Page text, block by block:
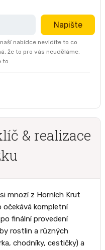
Napište
nabídce nevidíte to co
že to pro vás neuděláme.
to.
& realizace
mnozí z Horních Krut
očekává kompletní
finální provedení
rostlin a různých
chodníky, cestičky) a